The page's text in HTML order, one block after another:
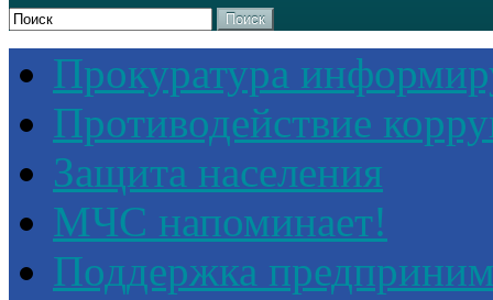
Поиск
Прокуратура
Противодействие
Защита населения
МЧС напоминает!
Поддержка